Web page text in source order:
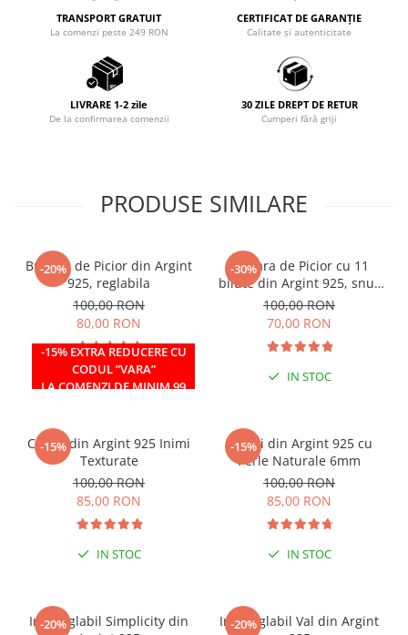
TRANSPORT GRATUIT
La comenzi peste 249 RON
CERTIFICAT DE GARANȚIE
Calitate și autenticitate
LIVRARE 1-2 zile
De la confirmarea comenzii
30 ZILE DREPT DE RETUR
Cumperi fără griji
PRODUSE SIMILARE
-20%
-15% EXTRA REDUCERE CU
CODUL ”VARA”
LA COMENZI DE MINIM 99
Bratara de Picior din Argint
925, reglabila
100,00 RON
80,00 RON
IN STOC
-30%
Bratara de Picior cu 11
bilute din Argint 925, snur
reglabil
100,00 RON
70,00 RON
IN STOC
-15%
Cercei din Argint 925 Inimi
Texturate
100,00 RON
85,00 RON
IN STOC
-15%
Cercei din Argint 925 cu
Perle Naturale 6mm
100,00 RON
85,00 RON
IN STOC
-20%
Inel reglabil Simplicity din
-20%
Inel reglabil Val din Argint